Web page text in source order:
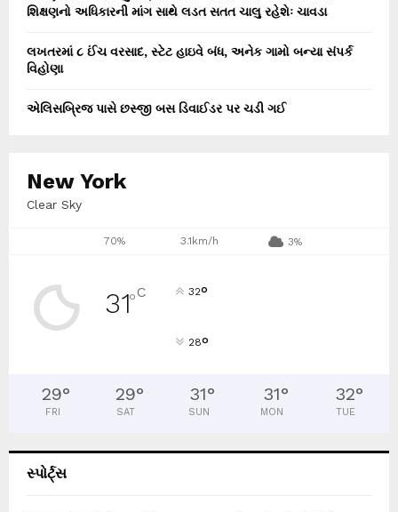
શિક્ષણનો અધિકારની માંગ સાથે લડત સતત ચાલુ રહેશેઃ ચાવડા
લખતરમાં ૮ ઈંચ વરસાદ, સ્ટેટ હાઇવે બંધ, અનેક ગામો બન્યા સંપર્ક
વિહોણા
એલિસબ્રિજ પાસે છસ્જી બસ ડિવાઈડર પર ચડી ગઈ
New York
Clear Sky
70% 3.1km/h 3%
31°C 32°
28°
29°
FRI
29°
SAT
31°
SUN
31°
MON
32°
TUE
સ્પોર્ટ્સ